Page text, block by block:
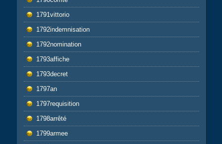
1791vittorio
1792indemnisation
1792nomination
1793affiche
1793decret
1797an
1797requisition
1798arrêté
1799armee